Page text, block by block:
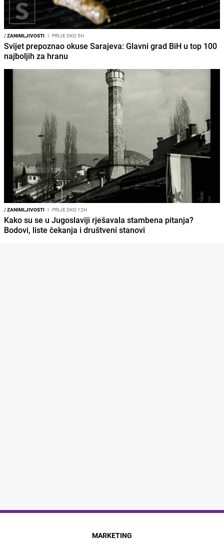
/ZANIMLJIVOSTI I PRIJE OKO 5H
Svijet prepoznao okuse Sarajeva: Glavni grad BiH u top 100
najboljih za hranu
/ZANIMLJIVOSTI I PRIJE OKO 12H
Kako su se u Jugoslaviji rješavala stambena pitanja?
Bodovi, liste čekanja i društveni stanovi
MARKETING